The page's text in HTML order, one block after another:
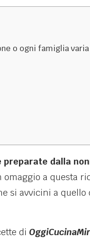
o ogni famiglia
dalla
omaggio a questa
si avvicini a quello
di